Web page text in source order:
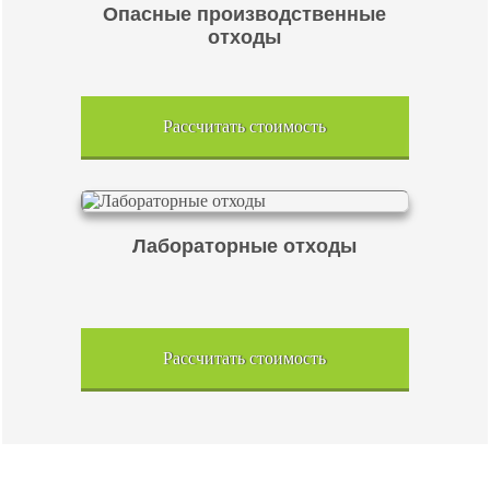
Опасные производственные
отходы
Рассчитать стоимость
Лабораторные отходы
Рассчитать стоимость